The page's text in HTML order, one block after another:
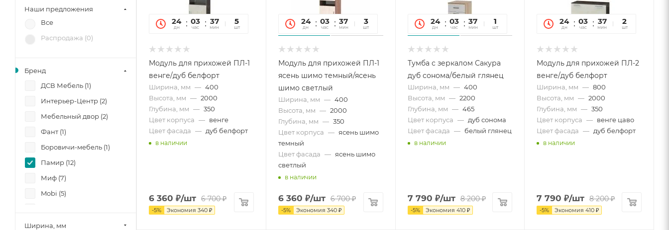
24
дн
03
час
37
мин
31
сек
5
шт
Модуль для прихожей ПЛ-1
венге/дуб белфорт
Ширина, мм — 400
Высота, мм — 2000
Глубина, мм — 350
Цвет корпуса — венге
Цвет фасада — дуб белфорт
в наличии
6 360 ₽/шт 6 700₽
-5% Экономия 340 ₽
24
дн
03
час
37
мин
31
сек
3
шт
Модуль для прихожей ПЛ-1
ясень шимо темный/ясень
шимо светлый
Ширина, мм — 400
Высота, мм — 2000
Глубина, мм — 350
Цвет корпуса — ясень шимо
темный
Цвет фасада — ясень шимо
светлый
в наличии
6 360 ₽/шт 6 700₽
-5% Экономия 340₽
24
дн
03
час
37
мин
31
сек
1
шт
Тумба с зеркалом Сакура
дуб сонома/белый глянец
Ширина, мм — 400
Высота, мм — 2200
Глубина, мм — 465
Цвет корпуса — дуб сонома
Цвет фасада — белый глянец
в наличии
7 790 ₽/шт 8 200₽
-5% Экономия 410₽
24
дн
03
час
37
мин
31
сек
2
шт
Модуль для прихожей ПЛ-2
венге/дуб белфорт
Ширина, мм — 800
Высота, мм — 2000
Глубина, мм — 350
Цвет корпуса — венге цаво
Цвет фасада — дуб белфорт
в наличии
7 790 ₽/шт 8 200₽
-5% Экономия410 ₽
Наши предложения
Все
Распродажа (0)
Бренд
ДСВ Мебель (1)
Интерьер-Центр (2)
Мебельный двор (2)
Фант (1)
Боровичи-мебель (1)
Памир (12)
Миф (7)
Mobi (5)
Тэкс (4)
Ширина, мм